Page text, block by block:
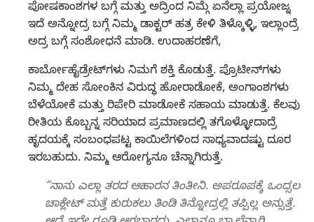
ಪೋಷಕಾಂಶಗಳ ಬಗ್ಗೆ ಮತ್ತು ಅದ್ರಿಂದ ನಿಮ್ಗೆ ಏನೆಲ್ಲಾ ಪ್ರಯೋಜ್ನ
ಇದೆ ಅನ್ನೋದ್ರ ಬಗ್ಗೆ ನಿಮ್ಮ ಡಾಕ್ಟರ್‌ ಹತ್ರ ಕೇಳಿ ತಿಳ್ಕೊಳ್ಳಿ, ಇಲ್ಲಾಂದ್ರೆ
ಅದ್ರ ಬಗ್ಗೆ ಸಂಶೋಧನೆ ಮಾಡಿ. ಉದಾಹರಣೆಗೆ,
ಕಾರ್ಬೋಹೈಡ್ರೇಟ್‌ಗಳು ನಿಮಗೆ ಶಕ್ತಿ ಕೊಡುತ್ತೆ. ಪ್ರೊಟೀನ್‌ಗಳು
ನಿಮ್ಮ ದೇಹ ಸೋಂಕಿನ ವಿರುದ್ಧ ಹೋರಾಡೋಕೆ, ಅಂಗಾಂಶಗಳು
ಬೆಳೆಯೋಕೆ ಮತ್ತು ರಿಪೇರಿ ಮಾಡೋಕೆ ಸಹಾಯ ಮಾಡುತ್ತೆ. ಕೆಲವು
ರೀತಿಯ ಕೊಬ್ಬನ್ನ ಸರಿಯಾದ ಪ್ರಮಾಣದಲ್ಲಿ ತಗೊಳ್ಳೋದಾದ್ರೆ
ಹೃದಯಕ್ಕೆ ಸಂಬಂಧಪಟ್ಟ ಕಾಯಿಲೆಗಳಿಂದ ಸಾಧ್ಯವಾದಷ್ಟು ದೂರ
ಇರಬಹುದು. ನಿಮ್ಮ ಆರೋಗ್ಯನೂ ಚೆನ್ನಾಗಿರುತ್ತೆ.
“ನಾನು ಎಲ್ಲಾ ತರದ ಆಹಾರನ ತಿಂತೀನಿ. ಅಪರೂಪಕ್ಕೆ ಒಂದ್ಸಲ
ಚಾಕ್ಲೇಟ್‌ ಮತ್ತೆ ಕುರುಕಲು ತಿಂಡಿ ತಿನ್ನೋದ್ರಲ್ಲಿ ತಪ್ಪಿಲ್ಲ ಅನ್ಸುತ್ತೆ.